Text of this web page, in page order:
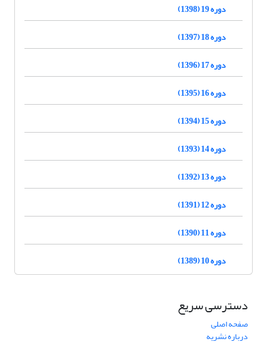
دوره 19 (1398)
دوره 18 (1397)
دوره 17 (1396)
دوره 16 (1395)
دوره 15 (1394)
دوره 14 (1393)
دوره 13 (1392)
دوره 12 (1391)
دوره 11 (1390)
دوره 10 (1389)
دسترسی سریع
صفحه اصلی
درباره نشریه